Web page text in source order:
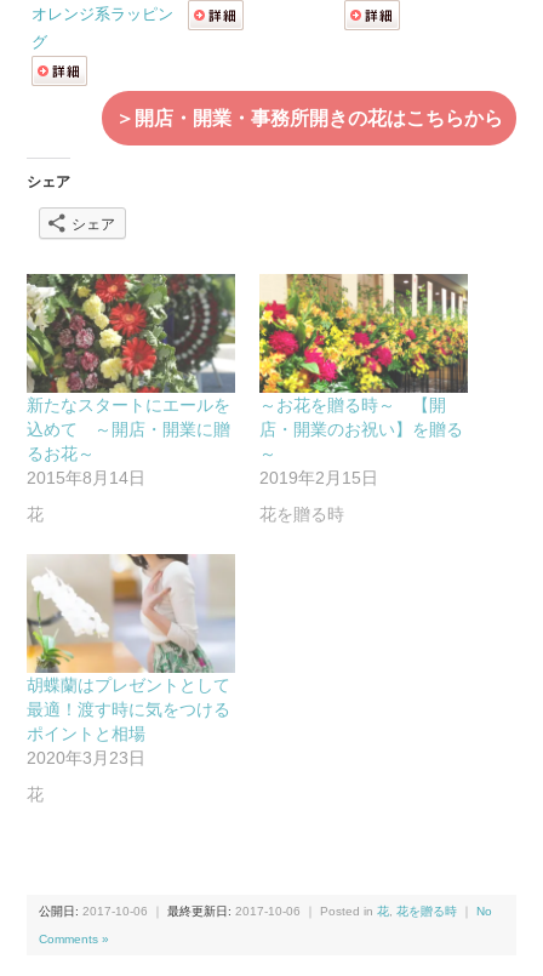
オレンジ系ラッピン
グ
＞開店・開業・事務所開きの花はこちらから
シェア
シェア
新たなスタートにエールを
込めて ～開店・開業に贈
るお花～
2015年8月14日
花
～お花を贈る時～ 【開
店・開業のお祝い】を贈る
～
2019年2月15日
花を贈る時
胡蝶蘭はプレゼントとして
最適！渡す時に気をつける
ポイントと相場
2020年3月23日
花
公開日:2017-10-06 ｜最終更新日:2017-10-06 ｜ Posted in花 ,花を贈る時 ｜No
Comments »